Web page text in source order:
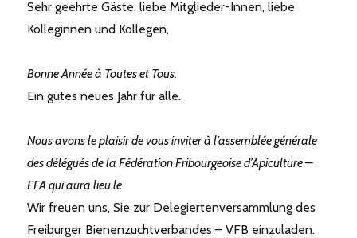
Sehr geehrte Gäste, liebe Mitglieder-Innen, liebe
Kolleginnen und Kollegen,
Bonne Année à Toutes et Tous.
Ein gutes neues Jahr für alle.
Nous avons le plaisir de vous inviter à l’assemblée générale
des délégués de la Fédération Fribourgeoise d’Apiculture –
FFA qui aura lieu le
Wir freuen uns, Sie zur Delegiertenversammlung des
Freiburger Bienenzuchtverbandes – VFB einzuladen.